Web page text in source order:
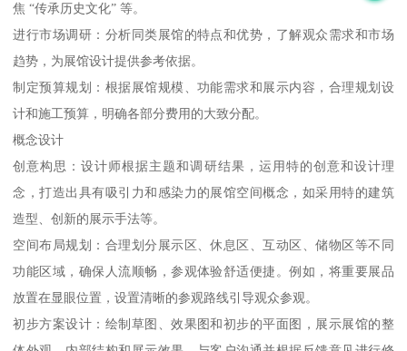
焦 “传承历史文化” 等。
进行市场调研：分析同类展馆的特点和优势，了解观众需求和市场
趋势，为展馆设计提供参考依据。
制定预算规划：根据展馆规模、功能需求和展示内容，合理规划设
计和施工预算，明确各部分费用的大致分配。
概念设计
创意构思：设计师根据主题和调研结果，运用特的创意和设计理
念，打造出具有吸引力和感染力的展馆空间概念，如采用特的建筑
造型、创新的展示手法等。
空间布局规划：合理划分展示区、休息区、互动区、储物区等不同
功能区域，确保人流顺畅，参观体验舒适便捷。例如，将重要展品
放置在显眼位置，设置清晰的参观路线引导观众参观。
初步方案设计：绘制草图、效果图和初步的平面图，展示展馆的整